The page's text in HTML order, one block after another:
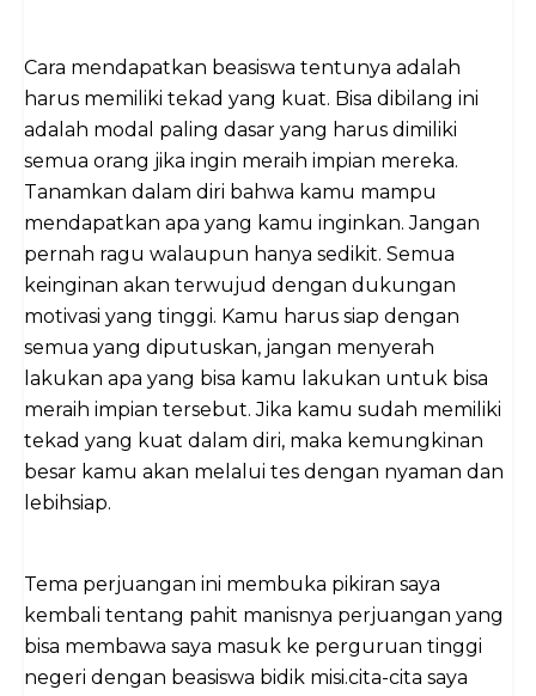
Cara mendapatkan beasiswa tentunya adalah
harus memiliki tekad yang kuat. Bisa dibilang ini
adalah modal paling dasar yang harus dimiliki
semua orang jika ingin meraih impian mereka.
Tanamkan dalam diri bahwa kamu mampu
mendapatkan apa yang kamu inginkan. Jangan
pernah ragu walaupun hanya sedikit. Semua
keinginan akan terwujud dengan dukungan
motivasi yang tinggi. Kamu harus siap dengan
semua yang diputuskan, jangan menyerah
lakukan apa yang bisa kamu lakukan untuk bisa
meraih impian tersebut. Jika kamu sudah memiliki
tekad yang kuat dalam diri, maka kemungkinan
besar kamu akan melalui tes dengan nyaman dan
lebihsiap.
Tema perjuangan ini membuka pikiran saya
kembali tentang pahit manisnya perjuangan yang
bisa membawa saya masuk ke perguruan tinggi
negeri dengan beasiswa bidik misi.cita-cita saya